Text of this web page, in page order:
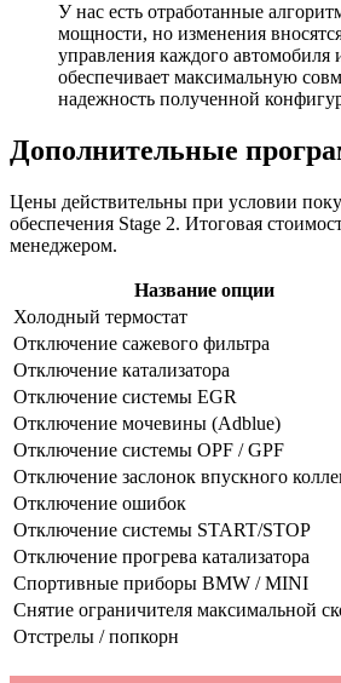
У нас есть отработанные
мощности, но изменения
управления каждого автомобиля
обеспечивает максимальную
надежность полученной
Дополнительные
Цены действительны при условии
обеспечения Stage 2. Итоговая
менеджером.
Название опции
Холодный термостат
Отключение сажевого фильтра
Отключение катализатора
Отключение системы EGR
Отключение мочевины (Adblue)
Отключение системы OPF / GPF
Отключение заслонок впускного
Отключение ошибок
Отключение системы START/STOP
Отключение прогрева катализатора
Спортивные приборы BMW / MINI
Снятие ограничителя максимальной
Отстрелы / попкорн